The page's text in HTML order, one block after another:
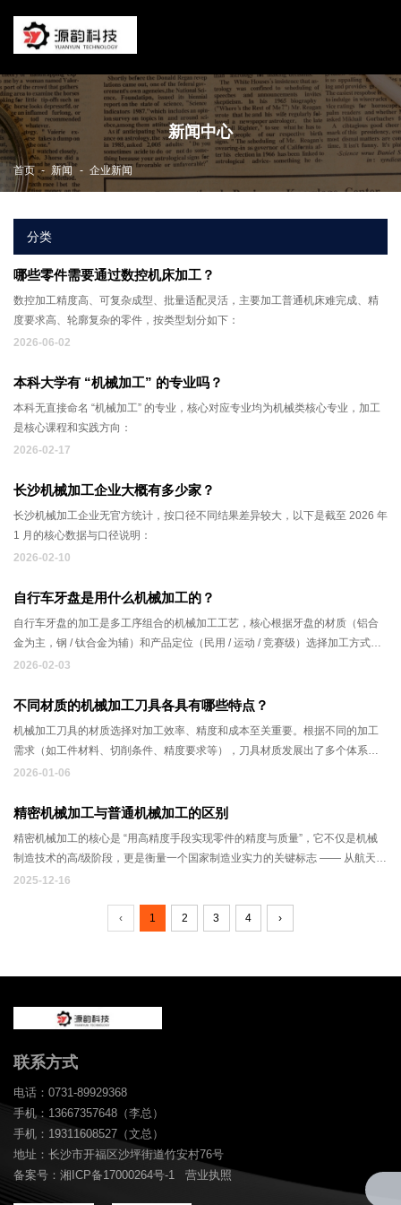
新闻中心
首页 - 新闻 - 企业新闻
分类
哪些零件需要通过数控机床加工？
数控加工精度高、可复杂成型、批量适配灵活，主要加工普通机床难完成、精
度要求高、轮廓复杂的零件，按类型划分如下：
2026-06-02
本科大学有 “机械加工” 的专业吗？
本科无直接命名 “机械加工” 的专业，核心对应专业均为机械类核心专业，加工
是核心课程和实践方向：
2026-02-17
长沙机械加工企业大概有多少家？
长沙机械加工企业无官方统计，按口径不同结果差异较大，以下是截至 2026 年
1 月的核心数据与口径说明：
2026-02-10
自行车牙盘是用什么机械加工的？
自行车牙盘的加工是多工序组合的机械加工工艺，核心根据牙盘的材质（铝合
金为主，钢 / 钛合金为辅）和产品定位（民用 / 运动 / 竞赛级）选择加工方式，
从毛坯到成品会结合锻造 / 铸造、车削、铣削、钻孔、磨削、冲压等核心工艺，
简易机加工简化流程。
2026-02-03
不同材质的机械加工刀具各具有哪些特点？
机械加工刀具的材质选择对加工效率、精度和成本至关重要。根据不同的加工
需求（如工件材料、切削条件、精度要求等），刀具材质发展出了多个体系。
以下是主流的刀具材质及其特点和应用：
2026-01-06
精密机械加工与普通机械加工的区别
精密机械加工的核心是 “用高精度手段实现零件的精度与质量”，它不仅是机械
制造技术的高/级阶段，更是衡量一个国家制造业实力的关键标志 —— 从航天飞
机到手机芯片，从医疗设备到高/端机床，其背后都离不开精密机械加工的支
2025-12-16
‹ 1 2 3 4 ›
联系方式
电话：0731-89929368
手机：13667357648（李总）
手机：19311608527（文总）
地址：长沙市开福区沙坪街道竹安村76号
备案号：湘ICP备17000264号-1
营业执照